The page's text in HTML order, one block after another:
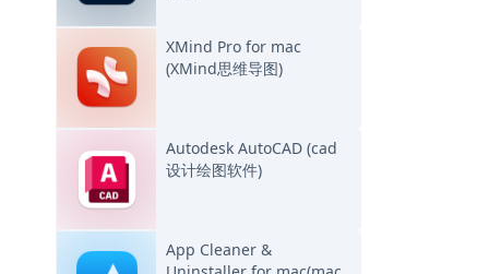
XMind Pro for mac
(XMind思维导图)
Autodesk AutoCAD (cad
设计绘图软件)
App Cleaner &